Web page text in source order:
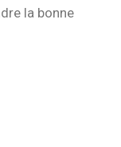
la bonne